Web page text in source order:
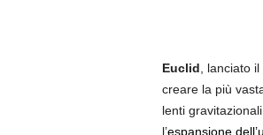
Euclid , lanciato
creare la più
lenti
l’espansione